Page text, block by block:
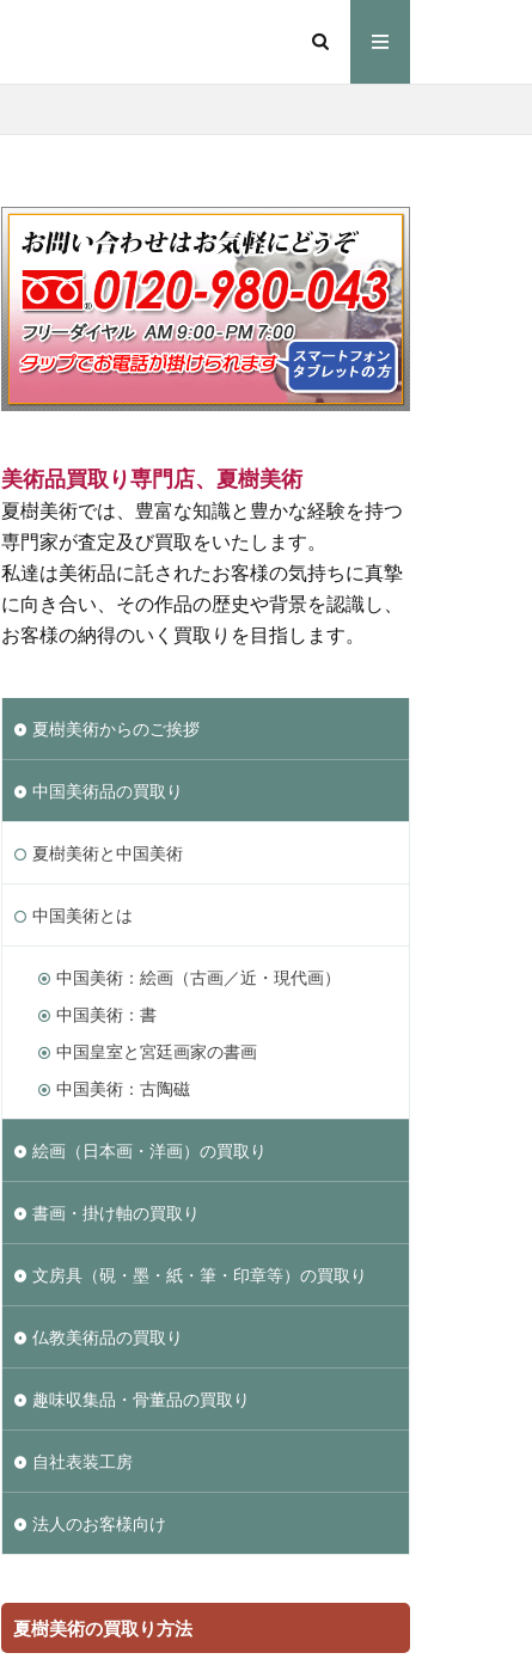
美術品買取り専門店、夏樹美術
夏樹美術では、豊富な知識と豊かな経験を持つ
専門家が査定及び買取をいたします。
私達は美術品に託されたお客様の気持ちに真摯
に向き合い、その作品の歴史や背景を認識し、
お客様の納得のいく買取りを目指します。
夏樹美術からのご挨拶
中国美術品の買取り
夏樹美術と中国美術
中国美術とは
中国美術：絵画（古画／近・現代画）
中国美術：書
中国皇室と宮廷画家の書画
中国美術：古陶磁
絵画（日本画・洋画）の買取り
書画・掛け軸の買取り
文房具（硯・墨・紙・筆・印章等）の買取り
仏教美術品の買取り
趣味収集品・骨董品の買取り
自社表装工房
法人のお客様向け
夏樹美術の買取り方法